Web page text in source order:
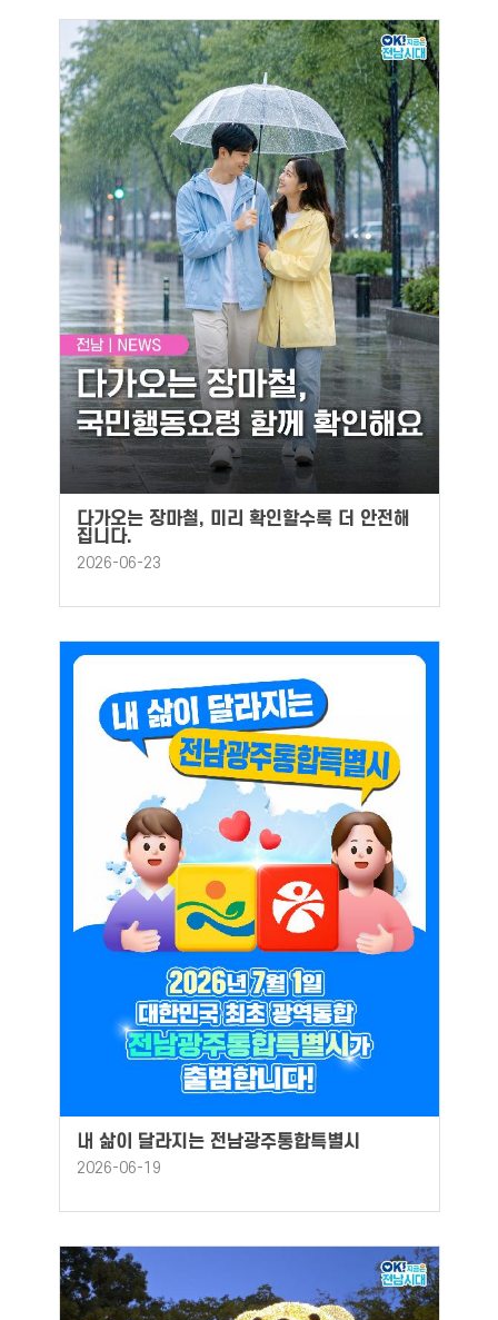
다가오는 장마철, 미리 확인할수록 더 안전해
집니다.
2026-06-23
내 삶이 달라지는 전남광주통합특별시
2026-06-19